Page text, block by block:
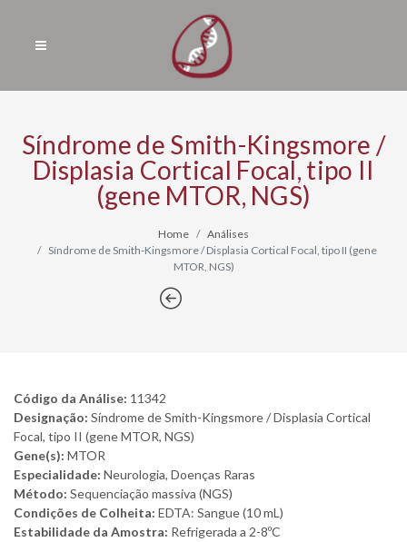
Síndrome de Smith-Kingsmore /
Displasia Cortical Focal, tipo II
(gene MTOR, NGS)
Home
Análises
Síndrome de Smith-Kingsmore / Displasia Cortical Focal, tipo II (gene
MTOR, NGS)
Código da Análise: 11342
Designação: Síndrome de Smith-Kingsmore / Displasia Cortical
Focal, tipo II (gene MTOR, NGS)
Gene(s): MTOR
Especialidade: Neurologia, Doenças Raras
Método: Sequenciação massiva (NGS)
Condições de Colheita: EDTA: Sangue (10 mL)
Estabilidade da Amostra: Refrigerada a 2-8ºC